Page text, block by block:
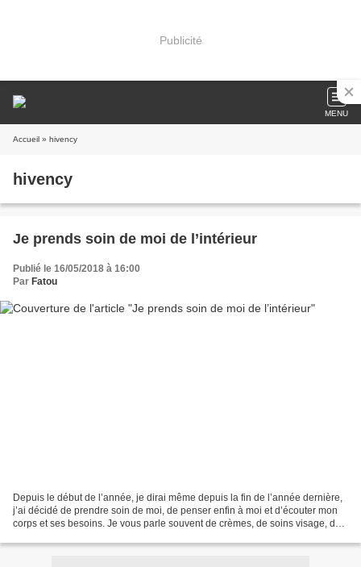
Publicité
MENU
Accueil » hivency
hivency
Je prends soin de moi de l’intérieur
Publié le 16/05/2018 à 16:00
Par Fatou
Depuis le début de l’année, je dirai même depuis la fin de l’année dernière,
j’ai décidé de prendre soin de moi, de penser enfin à moi et d’écouter mon
corps et ses besoins. Je vous parle souvent de crèmes, de soins visage, de